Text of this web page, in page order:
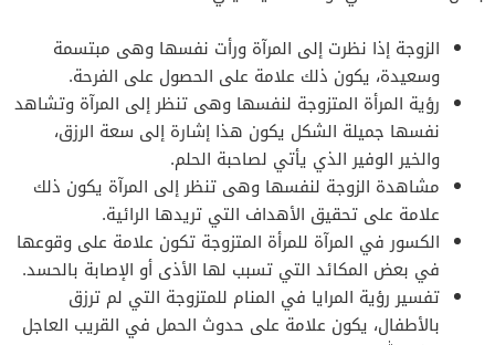
الزوجة إذا نظرت إلى المرآة ورأت نفسها وهى مبتسمة
وسعيدة، يكون ذلك علامة على الحصول على الفرحة.
رؤية المرأة المتزوجة لنفسها وهى تنظر إلى المرآة وتشاهد
نفسها جميلة الشكل يكون هذا إشارة إلى سعة الرزق،
والخير الوفير الذي يأتي لصاحبة الحلم.
مشاهدة الزوجة لنفسها وهى تنظر إلى المرآة يكون ذلك
علامة على تحقيق الأهداف التي تريدها الرائية.
الكسور في المرآة للمرأة المتزوجة تكون علامة على وقوعها
في بعض المكائد التي تسبب لها الأذى أو الإصابة بالحسد.
تفسير رؤية المرايا في المنام للمتزوجة التي لم ترزق
بالأطفال، يكون علامة على حدوث الحمل في القريب العاجل